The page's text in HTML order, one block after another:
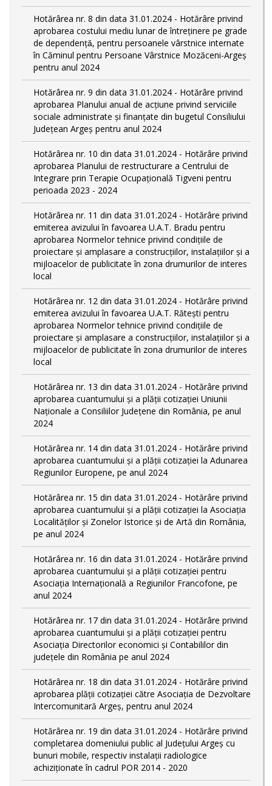
Hotărârea nr. 8 din data 31.01.2024 - Hotărâre privind
aprobarea costului mediu lunar de întreţinere pe grade
de dependențǎ, pentru persoanele vârstnice internate
în Căminul pentru Persoane Vârstnice Mozăceni-Argeș
pentru anul 2024
Hotărârea nr. 9 din data 31.01.2024 - Hotărâre privind
aprobarea Planului anual de acțiune privind serviciile
sociale administrate și finanțate din bugetul Consiliului
Județean Argeș pentru anul 2024
Hotărârea nr. 10 din data 31.01.2024 - Hotărâre privind
aprobarea Planului de restructurare a Centrului de
Integrare prin Terapie Ocupațională Tigveni pentru
perioada 2023 - 2024
Hotărârea nr. 11 din data 31.01.2024 - Hotărâre privind
emiterea avizului în favoarea U.A.T. Bradu pentru
aprobarea Normelor tehnice privind condiţiile de
proiectare şi amplasare a construcţiilor, instalaţiilor şi a
mijloacelor de publicitate în zona drumurilor de interes
local
Hotărârea nr. 12 din data 31.01.2024 - Hotărâre privind
emiterea avizului în favoarea U.A.T. Rătești pentru
aprobarea Normelor tehnice privind condiţiile de
proiectare şi amplasare a construcţiilor, instalaţiilor şi a
mijloacelor de publicitate în zona drumurilor de interes
local
Hotărârea nr. 13 din data 31.01.2024 - Hotărâre privind
aprobarea cuantumului și a plății cotizației Uniunii
Naționale a Consiliilor Județene din România, pe anul
2024
Hotărârea nr. 14 din data 31.01.2024 - Hotărâre privind
aprobarea cuantumului și a plății cotizației la Adunarea
Regiunilor Europene, pe anul 2024
Hotărârea nr. 15 din data 31.01.2024 - Hotărâre privind
aprobarea cuantumului și a plății cotizației la Asociația
Localităților și Zonelor Istorice și de Artă din România,
pe anul 2024
Hotărârea nr. 16 din data 31.01.2024 - Hotărâre privind
aprobarea cuantumului și a plății cotizației pentru
Asociația Internațională a Regiunilor Francofone, pe
anul 2024
Hotărârea nr. 17 din data 31.01.2024 - Hotărâre privind
aprobarea cuantumului și a plății cotizației pentru
Asociația Directorilor economici și Contabililor din
județele din România pe anul 2024
Hotărârea nr. 18 din data 31.01.2024 - Hotărâre privind
aprobarea plății cotizației către Asociația de Dezvoltare
Intercomunitară Argeș, pentru anul 2024
Hotărârea nr. 19 din data 31.01.2024 - Hotărâre privind
completarea domeniului public al Judeţului Argeş cu
bunuri mobile, respectiv instalații radiologice
achiziționate în cadrul POR 2014 - 2020